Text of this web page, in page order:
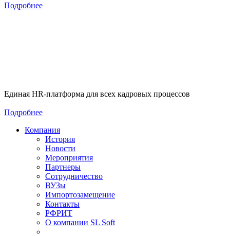
Подробнее
Единая HR-платформа для всех кадровых процессов
Подробнее
Компания
История
Новости
Мероприятия
Партнеры
Сотрудничество
ВУЗы
Импортозамещение
Контакты
РФРИТ
О компании SL Soft